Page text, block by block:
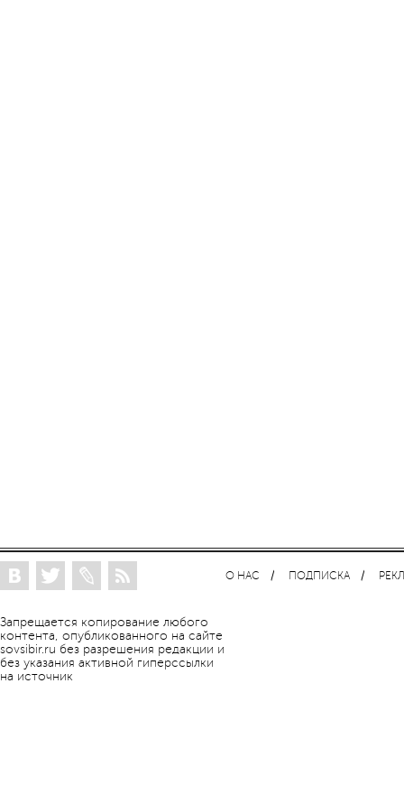
Запрещается копирование любого
контента, опубликованного на сайте
sovsibir.ru без разрешения редакции и
без указания активной гиперссылки
на источник
О НАС ПОДПИСКА